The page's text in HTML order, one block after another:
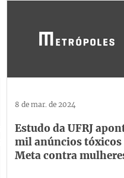
Estudo da UFRJ
mil anúncios tóxicos
Meta contra
8 de mar. de 2024